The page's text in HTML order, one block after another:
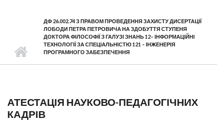
ДФ 26.002.74 З ПРАВОМ ПРОВЕДЕННЯ ЗАХИСТУ ДИСЕРТАЦІЇ
ЛОБОДИ ПЕТРА ПЕТРОВИЧА НА ЗДОБУТТЯ СТУПЕНЯ
ДОКТОРА ФІЛОСОФІЇ З ГАЛУЗІ ЗНАНЬ 12– ІНФОРМАЦІЙНІ
ТЕХНОЛОГІЇ ЗА СПЕЦІАЛЬНІСТЮ 121 – ІНЖЕНЕРІЯ
ПРОГРАМНОГО ЗАБЕЗПЕЧЕННЯ
АТЕСТАЦІЯ НАУКОВО-ПЕДАГОГІЧНИХ
КАДРІВ